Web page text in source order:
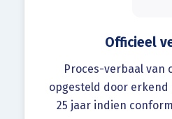
Officieel
Proces-verbaal van
opgesteld door erkend
25 jaar indien